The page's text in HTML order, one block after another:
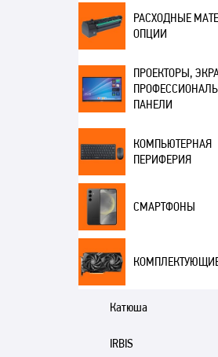
РАСХОДНЫЕ
ОПЦИИ
ПРОЕКТОРЫ,
ПАНЕЛИ
КОМПЬЮТЕРНАЯ
ПЕРИФЕРИЯ
СМАРТФОНЫ
Катюша
IRBIS